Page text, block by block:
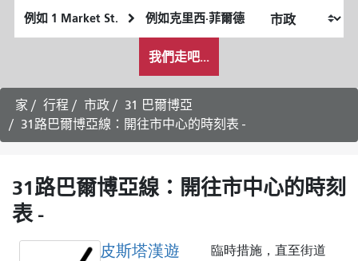
起
始
終
點
我
希
望
的
旅
行
式
我們走吧...
家 行程 市政
31 巴爾博亞
31路巴爾博亞線：開往市中心的時刻表 -
31路巴爾博亞線：開往市中心的時刻
表 -
皮斯塔漢遊
臨時措施，直至街道